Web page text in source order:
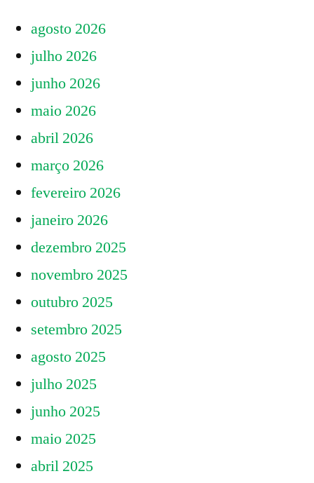
agosto 2026
julho 2026
junho 2026
maio 2026
abril 2026
março 2026
fevereiro 2026
janeiro 2026
dezembro 2025
novembro 2025
outubro 2025
setembro 2025
agosto 2025
julho 2025
junho 2025
maio 2025
abril 2025